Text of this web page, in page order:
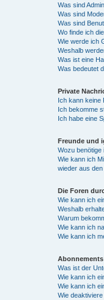
Was sind
Was sind
Was sind
Wo finde ich
Wie werde ich
Weshalb
Was ist eine
Was bedeutet
Private
Ich kann keine
Ich bekomme
Ich habe eine
Freunde und
Wozu benötige
Wie kann ich
wieder aus
Die Foren
Wie kann ich
Weshalb
Warum
Wie kann ich
Wie kann ich
Was ist der
Wie kann ich
Wie kann ich
Wie